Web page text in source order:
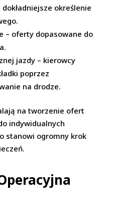
określenie
– oferty dopasowane do
jazdy – kierowcy
poprzez
na drodze.
na tworzenie ofert
indywidualnych
stanowi ogromny krok